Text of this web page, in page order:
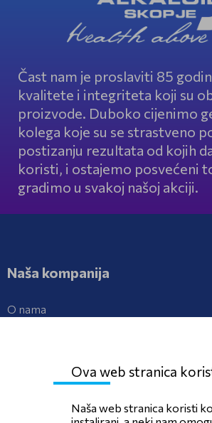
Čast nam je proslaviti 85
kvalitete i integriteta koji su
proizvode. Duboko cijenimo
kolega koje su se strastveno
postizanju rezultata od kojih
koristi, i ostajemo posvećeni
gradimo u svakoj našoj akciji.
Naša kompanija
O nama
Ova web stranica
Naša web stranica koristi